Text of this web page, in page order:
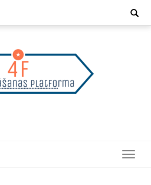
Search